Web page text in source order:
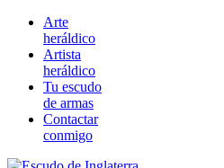
Arte
heráldico
Artista
heráldico
Tu escudo
de armas
Contactar
conmigo